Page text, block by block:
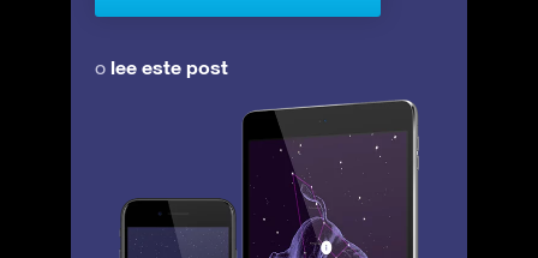
o lee este post